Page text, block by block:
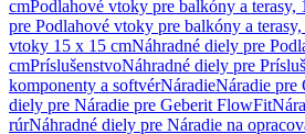
cmPodlahové vtoky pre balkóny a terasy,
pre Podlahové vtoky pre balkóny a
vtoky 15 x 15 cmNáhradné diely pre
cmPríslušenstvoNáhradné diely pre
komponenty a softvérNáradieNáradie pre
diely pre Náradie pre Geberit FlowFit
rúrNáhradné diely pre Náradie na